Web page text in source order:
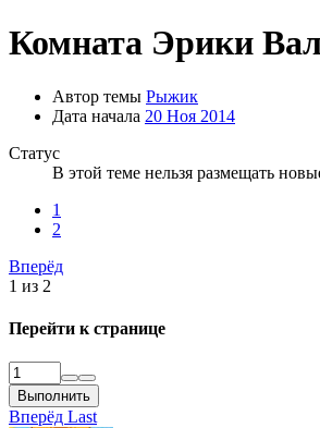
Комната Эрики
Автор темы Рыжик
Дата начала 20 Ноя 2014
Статус
В этой теме нельзя размещать
1
2
Вперёд
1 из 2
Перейти к странице
Выполнить
Вперёд Last